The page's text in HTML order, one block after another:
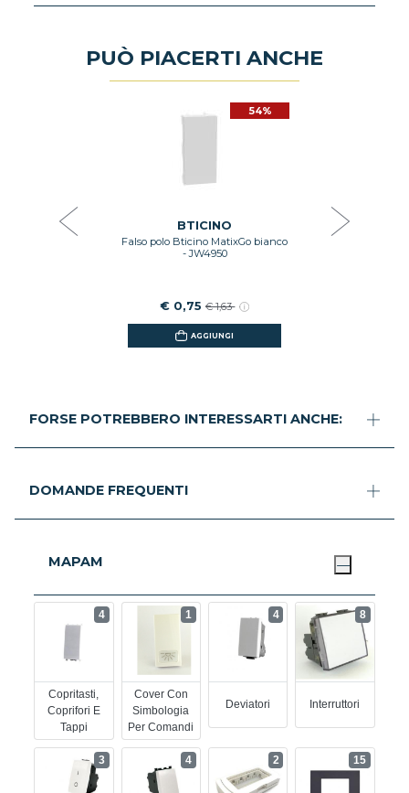
PUÒ PIACERTI ANCHE
54%
BTICINO
Falso polo Bticino MatixGo bianco
- JW4950
€ 0,75 € 1,63
AGGIUNGI
FORSE POTREBBERO INTERESSARTI ANCHE:
DOMANDE FREQUENTI
MAPAM
Copritasti,
Coprifori E
Tappi
4
Cover Con
Simbologia
Per Comandi
1
Deviatori
4
Interruttori
8
3 4 2 15